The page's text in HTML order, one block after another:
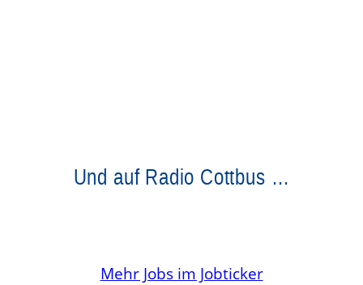
Und auf Radio Cottbus …
Mehr Jobs im Jobticker